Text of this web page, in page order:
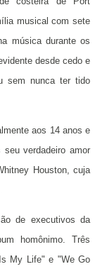
musical com sete
música durante os
desde cedo e
sem nunca ter tido
aos 14 anos e
verdadeiro amor
Houston, cuja
de executivos da
homônimo. Três
My Life" e "We Go